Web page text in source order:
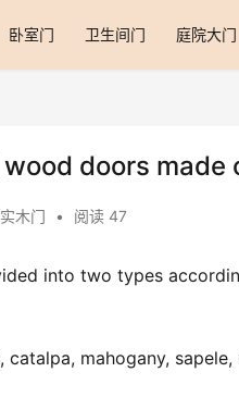
卧室门 卫生间门 庭院大门
doors made
实木门 • 阅读 47
into two types
catalpa, mahogany,